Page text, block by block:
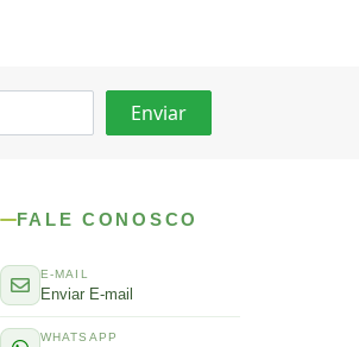
FALE CONOSCO
E-MAIL
Enviar E-mail
WHATSAPP